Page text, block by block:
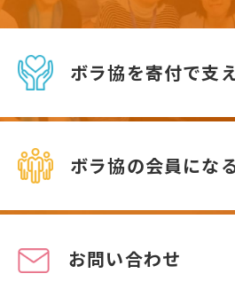
ボラ協を寄付で支
ボラ協の会員にな
お問い合わせ